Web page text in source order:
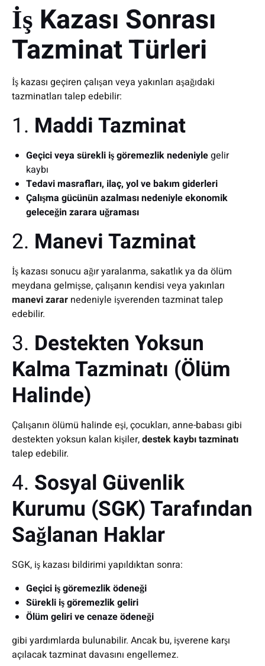
İş Kazası Sonrası
Tazminat Türleri
İş kazası geçiren çalışan veya yakınları aşağıdaki
tazminatları talep edebilir:
1. Maddi Tazminat
Geçici veya sürekli iş göremezlik nedeniylegelir
kaybı
Tedavi masrafları, ilaç, yol ve bakım giderleri
Çalışma gücünün azalması nedeniyle ekonomik
geleceğin zarara uğraması
2. Manevi Tazminat
İş kazası sonucu ağır yaralanma, sakatlık ya da ölüm
meydana gelmişse, çalışanın kendisi veya yakınları
manevi zarar nedeniyle işverenden tazminat talep
edebilir.
3. Destekten Yoksun
Kalma Tazminatı (Ölüm
Halinde)
Çalışanın ölümü halinde eşi, çocukları, anne-babası gibi
destekten yoksun kalan kişiler,destek kaybı tazminatı
talep edebilir.
4. Sosyal Güvenlik
Kurumu (SGK) Tarafından
Sağlanan Haklar
SGK, iş kazası bildirimi yapıldıktan sonra:
Geçici iş göremezlik ödeneği
Sürekli iş göremezlik geliri
Ölüm geliri ve cenaze ödeneği
gibi yardımlarda bulunabilir. Ancak bu, işverene karşı
açılacak tazminat davasını engellemez.